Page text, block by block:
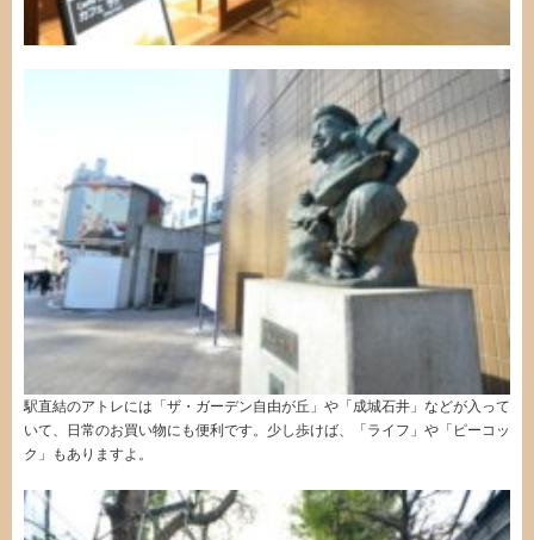
駅直結のアトレには「ザ・ガーデン自由が丘」や「成城石井」などが入って
いて、日常のお買い物にも便利です。少し歩けば、「ライフ」や「ピーコッ
ク」もありますよ。